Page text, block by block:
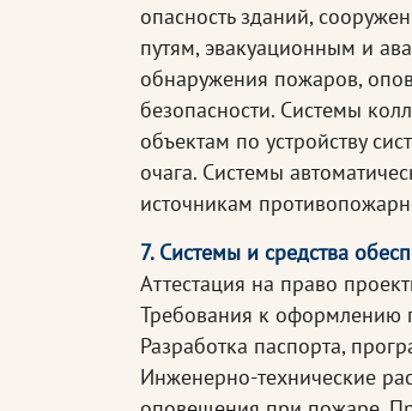
опасность зданий,
путям, эвакуационным и
обнаружения пожаров,
безопасности. Системы
объектам по устройству
очага. Системы
источникам
7. Системы и средства
Аттестация на право
Требования к оформлению
Разработка паспорта,
Инженерно-технические